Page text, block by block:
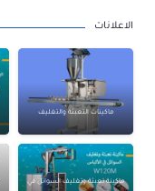
الاعلانات
ماكينات التعبئة والتغليف
ماكينة تعبئة وتغليف السوائل في